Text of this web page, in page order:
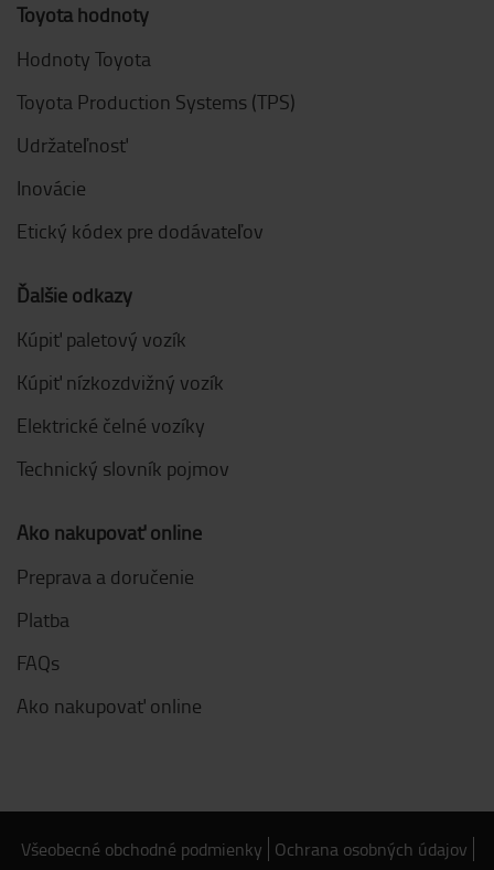
Toyota hodnoty
Hodnoty Toyota
Toyota Production Systems (TPS)
Udržateľnosť
Inovácie
Etický kódex pre dodávateľov
Ďalšie odkazy
Kúpiť paletový vozík
Kúpiť nízkozdvižný vozík
Elektrické čelné vozíky
Technický slovník pojmov
Ako nakupovať online
Preprava a doručenie
Platba
FAQs
Ako nakupovať online
Všeobecné obchodné podmienky Ochrana osobných údajov